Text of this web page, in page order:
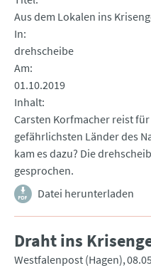
Aus dem Lokalen ins
In
drehscheibe
Am
01.10.2019
Inhalt
Carsten Korfmacher reist
gefährlichsten Länder des
kam es dazu? Die
gesprochen.
Datei herunterladen
Draht ins
Westfalenpost (Hagen)